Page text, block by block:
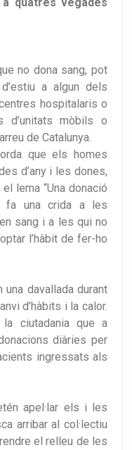
no dona sang, pot
a algun dels
hospitalaris o
mòbils o
de Catalunya.
que els homes
d’any i les dones,
lema “Una donació
fa una crida a les
sang i a les qui no
l’hàbit de fer-ho
davallada durant
d’hàbits i la calor.
ciutadania que a
diàries per
ingressats als
apel·lar els i les
arribar al col·lectiu
el relleu de les